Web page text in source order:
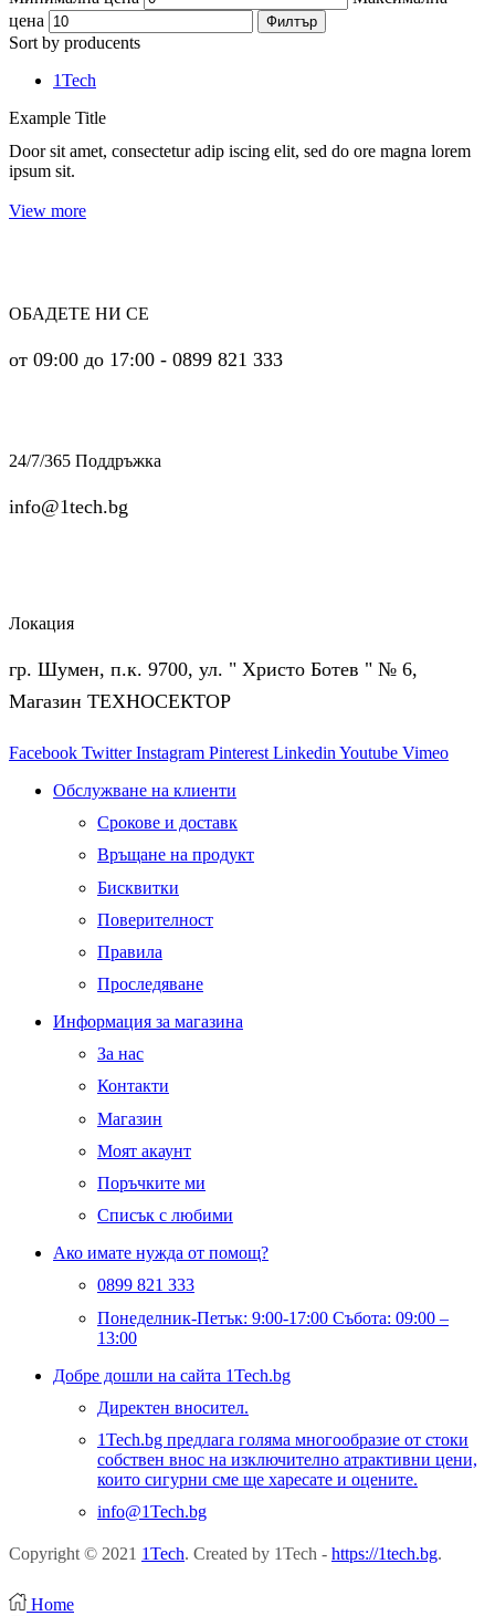
цена
Филтър
Sort by producents
1Tech
Example Title
Door sit amet, consectetur adip iscing elit, sed do ore magna lorem
ipsum sit.
View more
ОБАДЕТЕ НИ СЕ
от 09:00 до 17:00 - 0899 821 333
24/7/365 Поддръжка
info@1tech.bg
Локация
гр. Шумен, п.к. 9700, ул. " Христо Ботев " № 6,
Магазин ТЕХНОСЕКТОР
Facebook Twitter Instagram Pinterest Linkedin Youtube Vimeo
Обслужване на клиенти
Срокове и доставк
Връщане на продукт
Бисквитки
Поверителност
Правила
Проследяване
Информация за магазина
За нас
Контакти
Магазин
Моят акаунт
Поръчките ми
Списък с любими
Ако имате нужда от помощ?
0899 821 333
Понеделник-Петък: 9:00-17:00 Събота: 09:00 –
13:00
Добре дошли на сайта 1Tech.bg
Директен вносител.
1Tech.bg предлага голяма многообразие от стоки
собствен внос на изключително атрактивни цени,
които сигурни сме ще харесате и оцените.
info@1Tech.bg
Copyright © 2021 1Tech. Created by 1Tech - https://1tech.bg.
Home